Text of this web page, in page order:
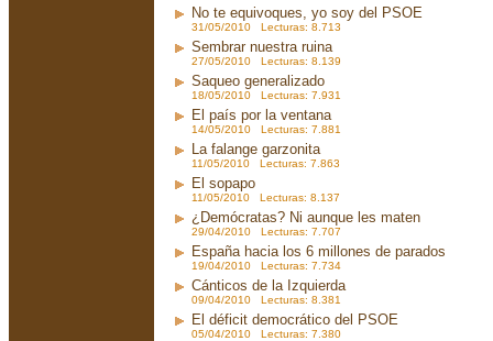
No te equivoques, yo soy del PSOE
31/05/2010 Lecturas: 8.713
Sembrar nuestra ruina
27/05/2010 Lecturas: 8.139
Saqueo generalizado
18/05/2010 Lecturas: 7.931
El país por la ventana
14/05/2010 Lecturas: 7.881
La falange garzonita
11/05/2010 Lecturas: 7.863
El sopapo
11/05/2010 Lecturas: 8.137
¿Demócratas? Ni aunque les maten
29/04/2010 Lecturas: 7.707
España hacia los 6 millones de parados
19/04/2010 Lecturas: 7.734
Cánticos de la Izquierda
09/04/2010 Lecturas: 8.381
El déficit democrático del PSOE
05/04/2010 Lecturas: 7.380